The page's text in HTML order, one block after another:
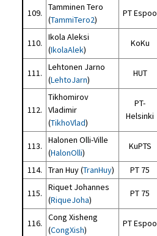
109.
Tamminen Tero
(TammiTero2)
PT Espoo
110.
Ikola Aleksi
(IkolaAlek)
KoKu
111.
Lehtonen Jarno
(LehtoJarn)
HUT
112.
Tikhomirov
Vladimir
(TikhoVlad)
PT-
Helsinki
113.
Halonen Olli-Ville
(HalonOlli)
KuPTS
114. Tran Huy (TranHuy) PT 75
115.
Riquet Johannes
(RiqueJoha)
PT 75
116.
Cong Xisheng
(CongXish)
PT Espoo